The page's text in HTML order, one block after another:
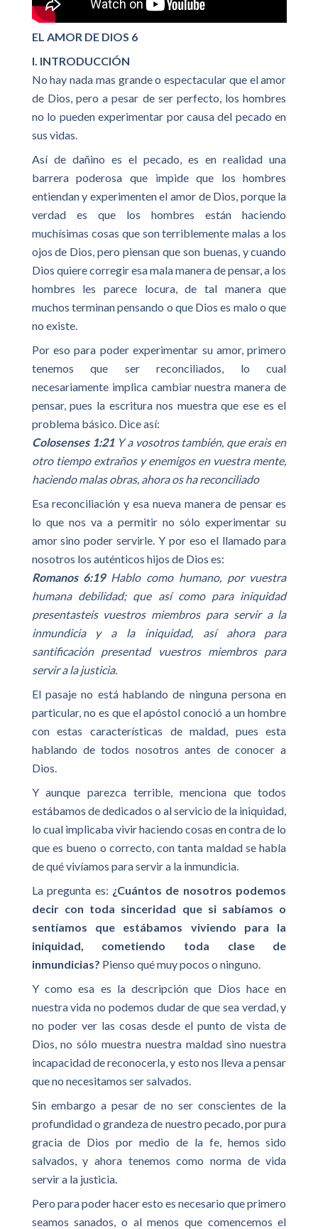
EL AMOR DE DIOS 6
I. INTRODUCCIÓN
No hay nada mas grande o espectacular que el amor
de Dios, pero a pesar de ser perfecto, los hombres
no lo pueden experimentar por causa del pecado en
sus vidas.
Así de dañino es el pecado, es en realidad una
barrera poderosa que impide que los hombres
entiendan y experimenten el amor de Dios, porque la
verdad es que los hombres están haciendo
muchísimas cosas que son terriblemente malas a los
ojos de Dios, pero piensan que son buenas, y cuando
Dios quiere corregir esa mala manera de pensar, a los
hombres les parece locura, de tal manera que
muchos terminan pensando o que Dios es malo o que
no existe.
Por eso para poder experimentar su amor, primero
tenemos que ser reconciliados, lo cual
necesariamente implica cambiar nuestra manera de
pensar, pues la escritura nos muestra que ese es el
problema básico. Dice así:
Colosenses 1:21 Y a vosotros también, que erais en
otro tiempo extraños y enemigos en vuestra mente,
haciendo malas obras, ahora os ha reconciliado
Esa reconciliación y esa nueva manera de pensar es
lo que nos va a permitir no sólo experimentar su
amor sino poder servirle. Y por eso el llamado para
nosotros los auténticos hijos de Dios es:
Romanos 6:19 Hablo como humano, por vuestra
humana debilidad; que así como para iniquidad
presentasteis vuestros miembros para servir a la
inmundicia y a la iniquidad, así ahora para
santificación presentad vuestros miembros para
servir a la justicia.
El pasaje no está hablando de ninguna persona en
particular, no es que el apóstol conoció a un hombre
con estas características de maldad, pues esta
hablando de todos nosotros antes de conocer a
Dios.
Y aunque parezca terrible, menciona que todos
estábamos de dedicados o al servicio de la iniquidad,
lo cual implicaba vivir haciendo cosas en contra de lo
que es bueno o correcto, con tanta maldad se habla
de qué vivíamos para servir a la inmundicia.
La pregunta es: ¿Cuántos de nosotros podemos
decir con toda sinceridad que si sabíamos o
sentíamos que estábamos viviendo para la
iniquidad, cometiendo toda clase de
inmundicias? Pienso qué muy pocos o ninguno.
Y como esa es la descripción que Dios hace en
nuestra vida no podemos dudar de que sea verdad, y
no poder ver las cosas desde el punto de vista de
Dios, no sólo muestra nuestra maldad sino nuestra
incapacidad de reconocerla, y esto nos lleva a pensar
que no necesitamos ser salvados.
Sin embargo a pesar de no ser conscientes de la
profundidad o grandeza de nuestro pecado, por pura
gracia de Dios por medio de la fe, hemos sido
salvados, y ahora tenemos como norma de vida
servir a la justicia.
Pero para poder hacer esto es necesario que primero
seamos sanados, o al menos que comencemos el